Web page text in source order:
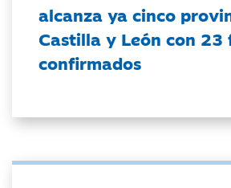
alcanza ya cinco
Castilla y León con 23
confirmados